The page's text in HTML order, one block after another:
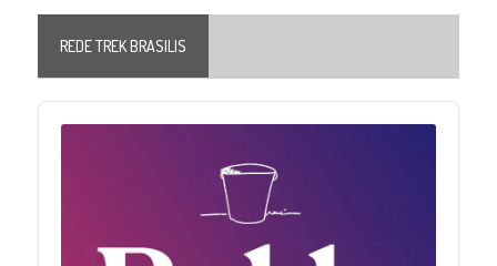
REDE TREK BRASILIS
Audio
Player